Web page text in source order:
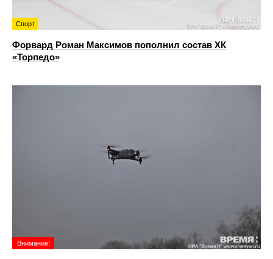
Спорт
Форвард Роман Максимов пополнил состав ХК
«Торпедо»
Внимание!